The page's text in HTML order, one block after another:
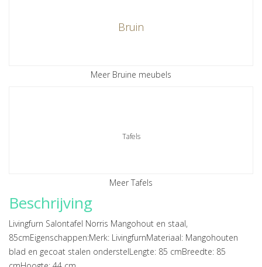
Bruin
Meer Bruine meubels
Tafels
Meer Tafels
Beschrijving
Livingfurn Salontafel Norris Mangohout en staal,
85cmEigenschappen:Merk: LivingfurnMateriaal: Mangohouten
blad en gecoat stalen onderstelLengte: 85 cmBreedte: 85